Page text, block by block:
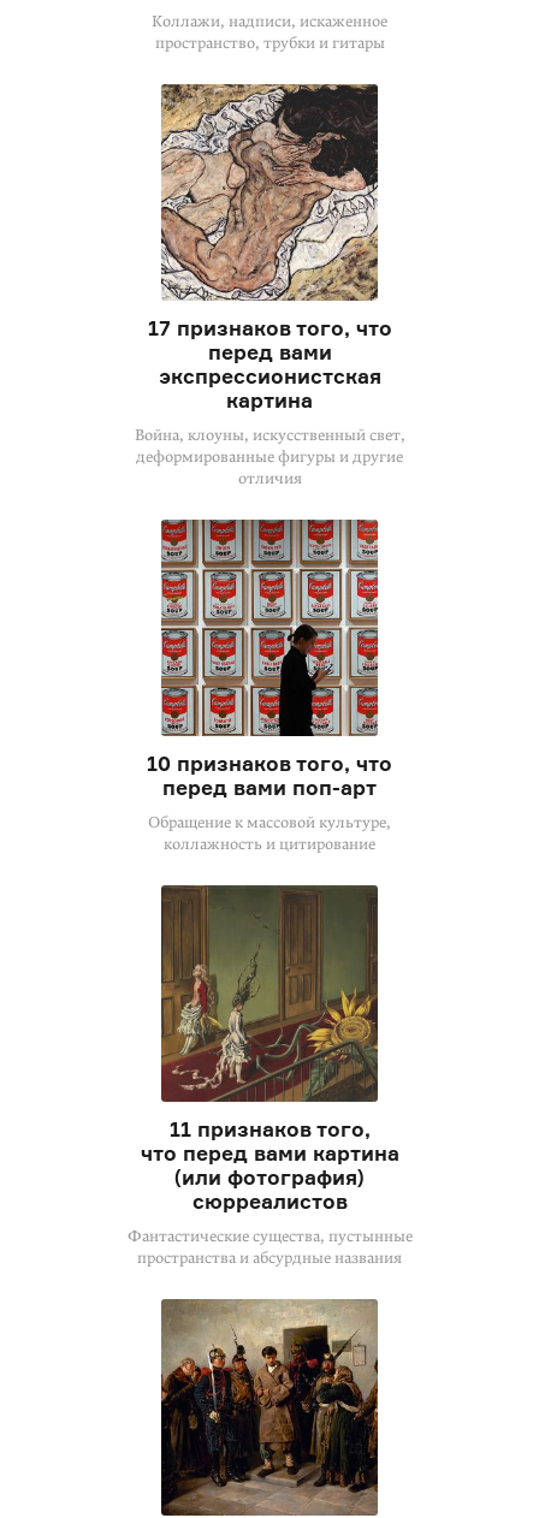
Коллажи, надписи, искаженное
пространство, трубки и гитары
17 признаков того, что
перед вами
экспрессионистская
картина
Война, клоуны, искусственный свет,
деформированные фигуры и другие
отличия
10 признаков того, что
перед вами поп-арт
Обращение к массовой культуре,
коллажность и цитирование
11 признаков того,
что перед вами картина
(или фотография)
сюрреалистов
Фантастические существа, пустынные
пространства и абсурдные названия